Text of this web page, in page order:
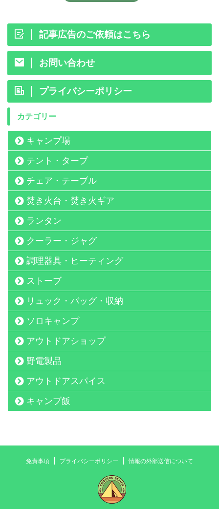
記事広告のご依頼はこちら
お問い合わせ
プライバシーポリシー
カテゴリー
キャンプ場
テント・タープ
チェア・テーブル
焚き火台・焚き火ギア
ランタン
クーラー・ジャグ
調理器具・ヒーティング
ストーブ
リュック・バッグ・収納
ソロキャンプ
アウトドアショップ
野電製品
アウトドアスパイス
キャンプ飯
免責事項 プライバシーポリシー 情報の外部送信について